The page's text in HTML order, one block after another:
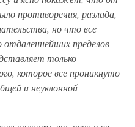
противоречия, разлада,
но что все
отдаленнейших пределов
только
которое все проникнуто
и неуклонной